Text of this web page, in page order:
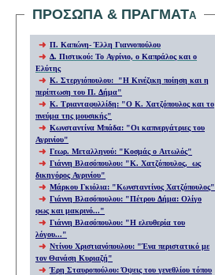
ΠΡΟΣΩΠΑ & ΠΡΑΓΜΑΤα
Π. Καπώνη- Έλλη Γιαννοπούλου
Δ. Πιστικού: Το Αγρίνιο, ο Καπράλος και ο
Ελύτης
Κ. Στεργιόπουλου:
"Η Κινέζικη ποίηση και η
περίπτωση του Π. Δήμα"
Κ. Τριανταφυλλίδη: "Ο Κ. Χατζόπουλος και το
πνεύμα της μουσικής"
Κωνσταντίνα Μπάδα: "Οι καπνεργάτριες του
Αγρινίου"
Γεωρ. Μεταλληνού: "Κοσμάς ο Αιτωλός"
Γιάννη Βλασόπουλου: "Κ. Χατζόπουλος, ως
δικηγόρος Αγρινίου"
Μάρκου Γκιόλια: "Κωνσταντίνος Χατζόπουλος"
Γιάννη Βλασόπουλου: "Πέτρου Δήμα: Ολίγο
φως και μακρινό..."
Γιάννη Βλασόπουλου: "Η ελευθερία του
λόγου..."
Ντίνου Χριστιανόπουλου: "Ένα περιστατικό με
τον Θανάση Κυριαζή"
Έρη Σταυροπούλου: Όψεις του γενεθλίου τόπου